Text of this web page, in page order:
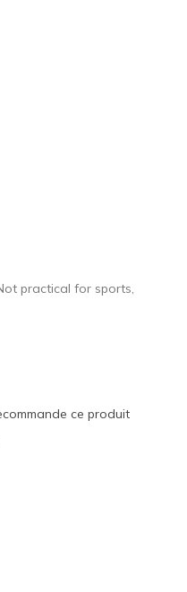
practical for sports,
ce produit